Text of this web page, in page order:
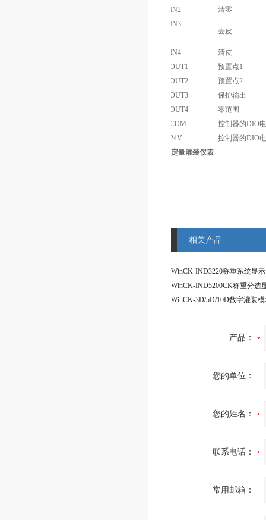
IN2
清零
IN3
去皮
IN4
清皮
OUT1
预置点1
OUT2
预置点2
OUT3
保护输出
OUT4
零范围
COM
控制器的DIO
24V
控制器的DIO
定量灌装仪表
相关产品
WinCK-IND3220称重系统显
WinCK-IND5200CK称重分选
产品：
您的单位：
您的姓名：
联系电话：
常用邮箱：